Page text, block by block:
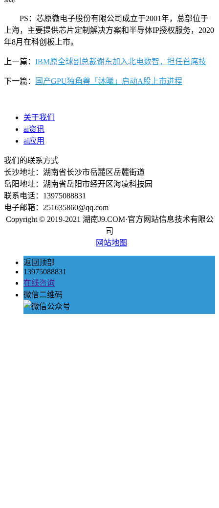
PS：芯原微电子股份有限公司成立于2001年，总部位于
上海，主要提供芯片定制解决方案和半导体IP授权服务，2020
年8月在科创板上市。
上一篇： IBM原全球副总裁谢东加入北电数智，担任首席技
下一篇： 国产GPU独角兽「沐曦」启动A股上市进程
关于我们
ai资讯
ai应用
我们的联系方式
长沙地址：湖南省长沙市岳麓区岳麓街道
岳阳地址：湖南省岳阳市经开区海凌科技园
联系电话：13975088831
电子邮箱：251635860@qq.com
Copyright © 2019-2021 湖南J9.COM·官方网站信息技术有限公
司
网站地图
返回顶部
13975088831
在线咨询
微信二维码